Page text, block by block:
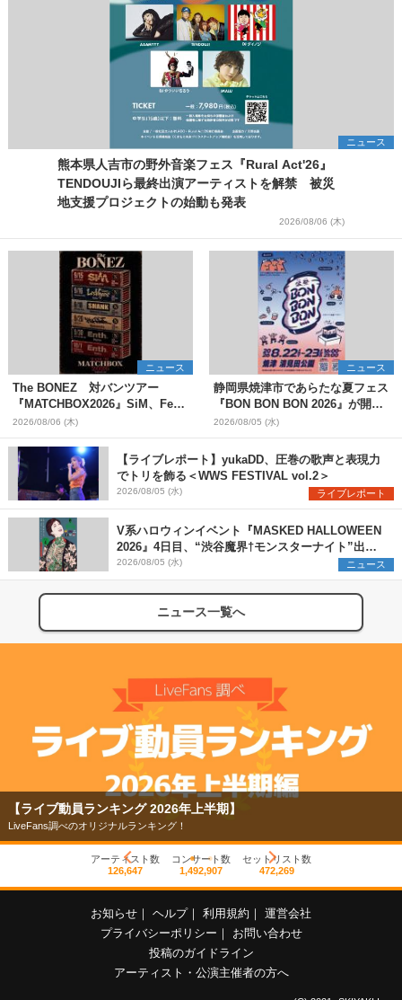
ニュース
熊本県人吉市の野外音楽フェス『Rural Act'26』
TENDOUJIら最終出演アーティストを解禁 被災
地支援プロジェクトの始動も発表
2026/08/06 (木)
ニュース
The BONEZ 対バンツアー
『MATCHBOX2026』SiM、Fear,
and Loathing in Las Vegasら対
バンアーティストを一斉解禁
2026/08/06 (木)
ニュース
静岡県焼津市であらたな夏フェス
『BON BON BON 2026』が開
催 音楽ライブ×盆踊り×DJ×屋台
グルメ×ランタンナイトで彩る2日
間
2026/08/05 (水)
【ライブレポート】yukaDD、圧巻の歌声と表現力
でトリを飾る＜WWS FESTIVAL vol.2＞
2026/08/05 (水) ライブレポート
V系ハロウィンイベント『MASKED HALLOWEEN
2026』4日目、“渋谷魔界†モンスターナイト”出演6
組を発表
2026/08/05 (水) ニュース
ニュース一覧へ
【ライブ動員ランキング 2026年上半期】
LiveFans調べのオリジナルランキング！
アーティスト数
126,647
コンサート数
1,492,907
セットリスト数
472,269
お知らせ ヘルプ 利用規約
運営会社
プライバシーポリシー
お問い合わせ
投稿のガイドライン
アーティスト・公演主催者の方へ